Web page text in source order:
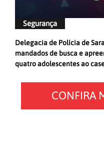
Segurança
Delegacia de Polícia de
mandados de busca e
quatro adolescentes ao
CONFIRA